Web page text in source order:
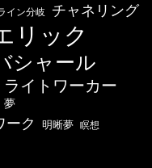
イン分岐 チャネリング
リック
シャール
ライトワーカー
夢
ーク 明晰夢 瞑想